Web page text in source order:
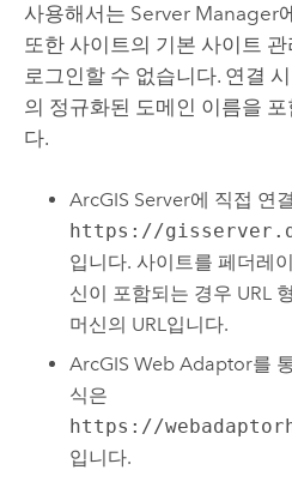
사용해서는 Server Manager
또한 사이트의 기본 사이트
로그인할 수 없습니다. 연결
의 정규화된 도메인 이름을
다.
ArcGIS Server에 직접 연
https://
입니다. 사이트를 페더레
신이 포함되는 경우 URL
머신의 URL입니다.
ArcGIS Web Adaptor를
식은
https://
입니다.